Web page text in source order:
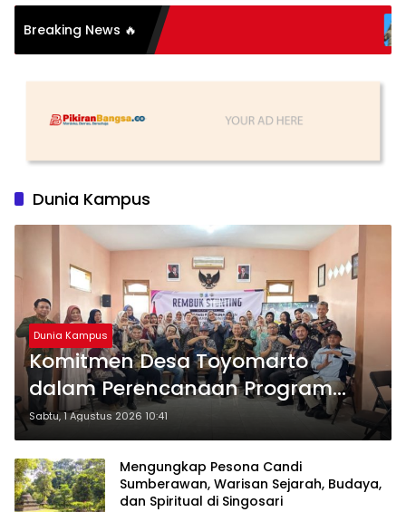
Breaking News 🔥 Sang
Dunia Kampus
Dunia Kampus
Komitmen Desa Toyomarto
dalam Perencanaan Program
Pencegahan Stunting melalui
‎Rembuk Stunting Desa
Sabtu, 1 Agustus 2026 10:41
Mengungkap Pesona Candi
Sumberawan, Warisan Sejarah, Budaya,
dan Spiritual di ‎Singosari